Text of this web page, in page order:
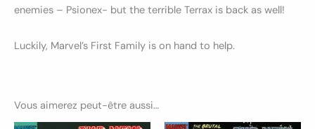
enemies – Psionex- but the terrible Terrax is back as well!
Luckily, Marvel’s First Family is on hand to help.
Vous aimerez peut-être aussi…